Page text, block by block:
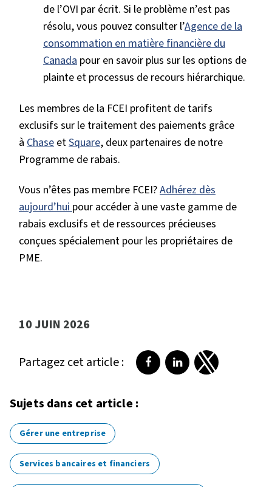
de l’OVI par écrit. Si le problème n’est pas
résolu, vous pouvez consulter l’Agence de la
consommation en matière financière du
Canada pour en savoir plus sur les options de
plainte et processus de recours hiérarchique.
Les membres de la FCEI profitent de tarifs
exclusifs sur le traitement des paiements grâce
à Chase etSquare, deux partenaires de notre
Programme de rabais.
Vous n’êtes pas membre FCEI?Adhérez dès
aujourd’huipour accéder à une vaste gamme de
rabais exclusifs et de ressources précieuses
conçues spécialement pour les propriétaires de
PME.
10 JUIN 2026
Partagez cet article : Partager sur Facebook
Partager surPartager sur
Sujets dans cet article :
Gérer une entreprise
Services bancaires et financiers